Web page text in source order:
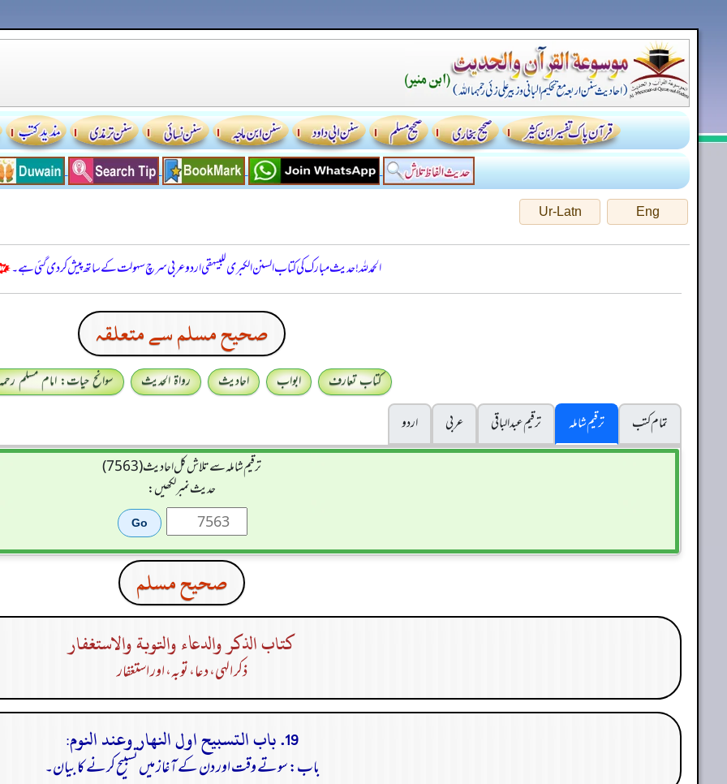
Eng
Ur-Latn
الحمدللہ! حدیث مبارک کی کتاب السنن الكبرى للبيهقي اردو عربی سرچ سہولت کے ساتھ پیش کر دی گئی ہے۔
صحيح مسلم سے متعلقہ
کتاب تعارف ابواب احادیث رواۃ الحدیث
سوانح حیات: امام مسلم
تمام کتب
ترقیم شاملہ ترقيم عبدالباقی عربی
اردو
ترقیم شاملہ سے تلاش کل احادیث (7563)
حدیث نمبر لکھیں:
صحيح مسلم
كتاب الذكر والدعاء والتوبة والاستغفار
ذکر الہی، دعا، توبہ، اور استغفار
19. باب التسبيح اول النهار وعند النوم:
باب: سوتے وقت اور دن کے آغاز میں تسبیح کرنے کا بیان۔